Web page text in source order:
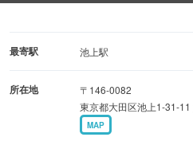
最寄駅 池上駅
所在地
〒146-0082
東京都大田区池上1-31-11
MAP